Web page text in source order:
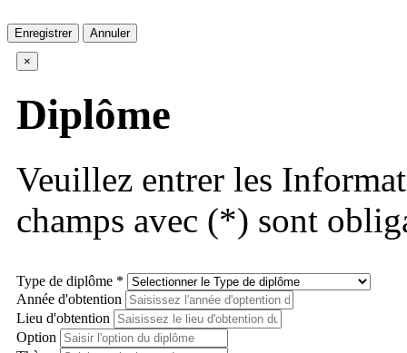
Enregistrer Annuler
×
Diplôme
Veuillez entrer les
champs avec (*) sont
Type de diplôme *
Année d'obtention
Lieu d'obtention
Option